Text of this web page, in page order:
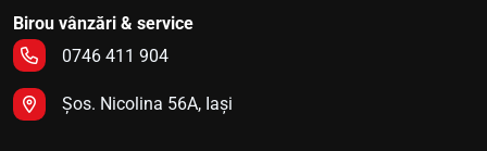
Birou vânzări & service
0746 411 904
Șos. Nicolina 56A, Iași